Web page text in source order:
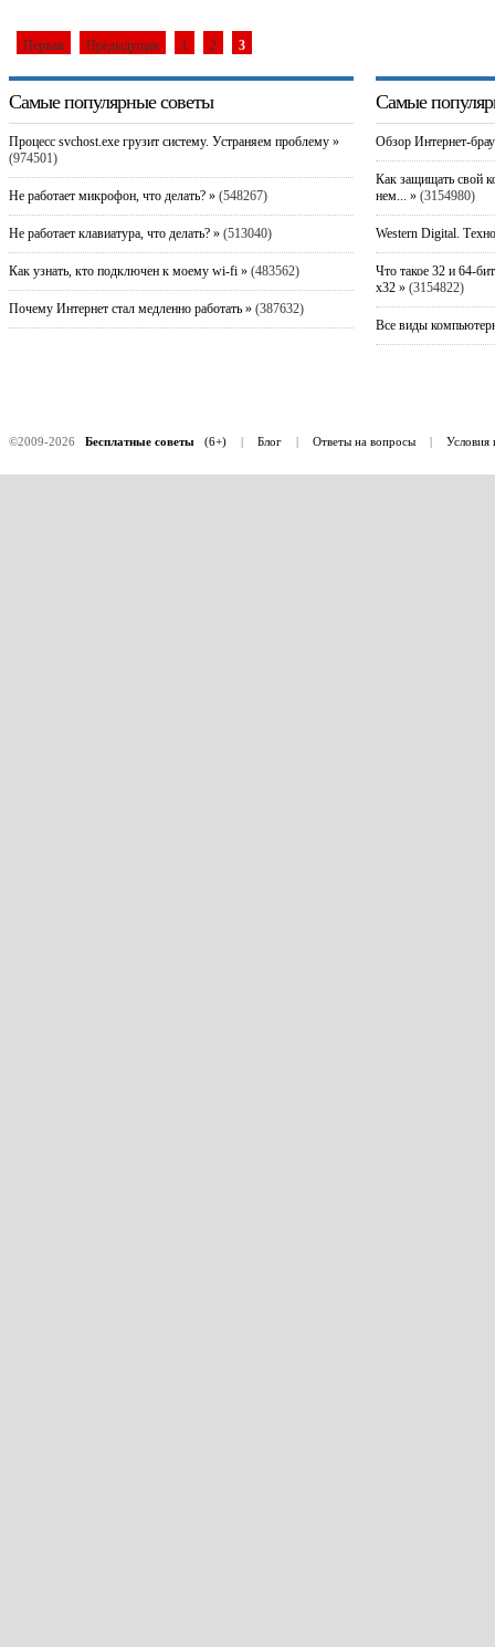
Первая Предыдущая 1 2 3
Самые популярные советы
Процесс svchost.exe грузит систему. Устраняем проблему »
(974501)
Не работает микрофон, что делать? »(548267)
Не работает клавиатура, что делать? »(513040)
Как узнать, кто подключен к моему wi-fi »(483562)
Почему Интернет стал медленно работать »(387632)
Самые
Обзор Интернет-
Как защищать свой
нем... »(3154980)
Western Digital.
Что такое 32 и 64-
x32 »(3154822)
Все виды
©2009-2026 Бесплатные советы(6+) | Блог | Ответы на вопросы | Условия